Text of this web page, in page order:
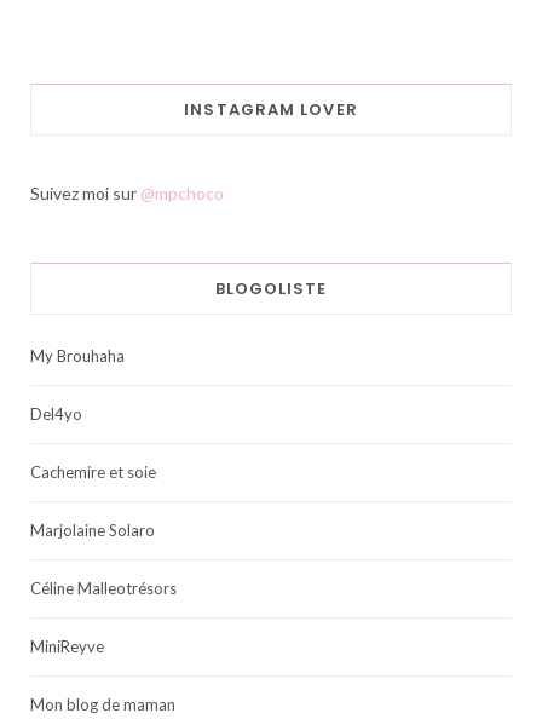
INSTAGRAM LOVER
Suivez moi sur @mpchoco
BLOGOLISTE
My Brouhaha
Del4yo
Cachemire et soie
Marjolaine Solaro
Céline Malleotrésors
MiniReyve
Mon blog de maman